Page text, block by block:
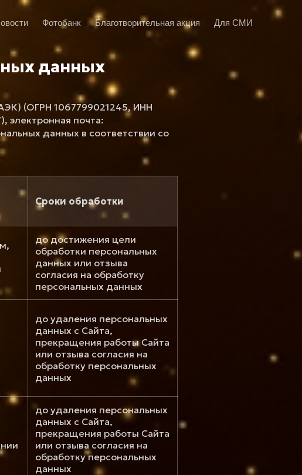
Фотобанк Благотворительная акция Для СМИ
данных
(ОГРН 1067799021245, ИНН
электронная почта:
данных в соответствии со
Сроки обработки
до достижения цели
обработки персональных
данных или отзыва
согласия на обработку
персональных данных
до удаления персональных
данных с Сайта,
прекращения работы Сайта
или отзыва согласия на
обработку персональных
данных
до удаления персональных
данных с Сайта,
прекращения работы Сайта
или отзыва согласия на
обработку персональных
данных